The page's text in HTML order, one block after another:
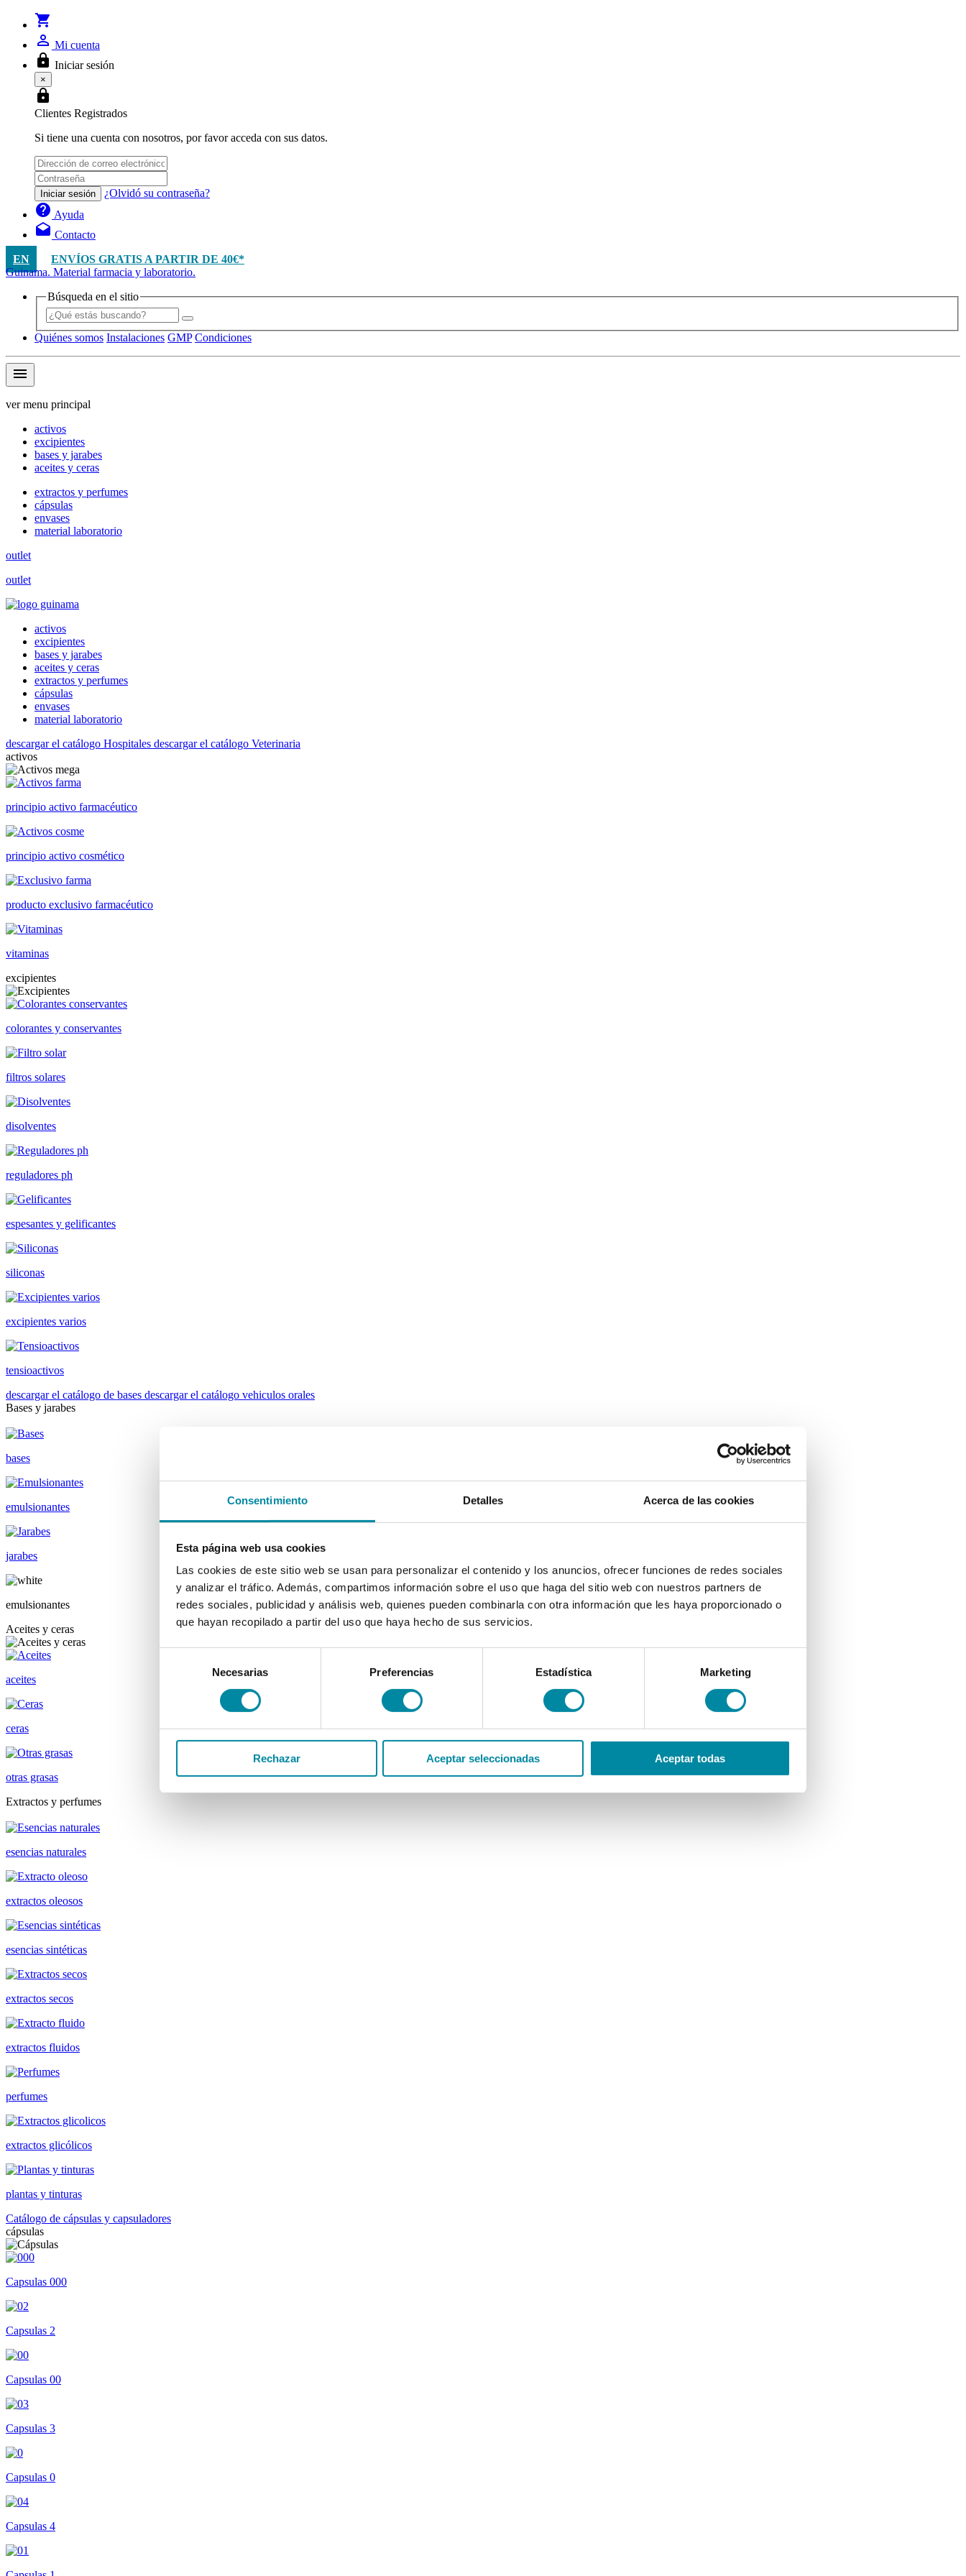
Consentimiento Detalles Acerca de las cookies
Esta página web usa cookies
Las cookies de este sitio web se usan para personalizar el contenido y los anuncios, ofrecer funciones de redes sociales
y analizar el tráfico. Además, compartimos información sobre el uso que haga del sitio web con nuestros partners de
redes sociales, publicidad y análisis web, quienes pueden combinarla con otra información que les haya proporcionado o
que hayan recopilado a partir del uso que haya hecho de sus servicios.
consentimiento
Necesarias Preferencias Estadística Marketing
Rechazar Aceptar seleccionadas Aceptar todas
shopping_cart
person_outline Mi cuenta
lock Iniciar sesión
×
lock
Clientes Registrados
Si tiene una cuenta con nosotros, por favor acceda con sus datos.
Iniciar sesión ¿Olvidó su contraseña?
help Ayuda
drafts Contacto
EN
ENVÍOS GRATIS A PARTIR DE 40€*
Guinama. Material farmacia y laboratorio.
Búsqueda en el sitio
Quiénes somos Instalaciones GMP Condiciones
menu
ver menu principal
activos
excipientes
bases y jarabes
aceites y ceras
extractos y perfumes
cápsulas
envases
material laboratorio
outlet
outlet
activos
excipientes
bases y jarabes
aceites y ceras
extractos y perfumes
cápsulas
envases
material laboratorio
descargar el catálogo Hospitales descargar el catálogo Veterinaria
activos
principio activo farmacéutico
principio activo cosmético
producto exclusivo farmacéutico
vitaminas
excipientes
colorantes y conservantes
filtros solares
disolventes
reguladores ph
espesantes y gelificantes
siliconas
excipientes varios
tensioactivos
descargar el catálogo de bases descargar el catálogo vehiculos orales
Bases y jarabes
bases
emulsionantes
jarabes
emulsionantes
Aceites y ceras
aceites
ceras
otras grasas
Extractos y perfumes
esencias naturales
extractos oleosos
esencias sintéticas
extractos secos
extractos fluidos
perfumes
extractos glicólicos
plantas y tinturas
Catálogo de cápsulas y capsuladores
cápsulas
Capsulas 000
Capsulas 2
Capsulas 00
Capsulas 3
Capsulas 0
Capsulas 4